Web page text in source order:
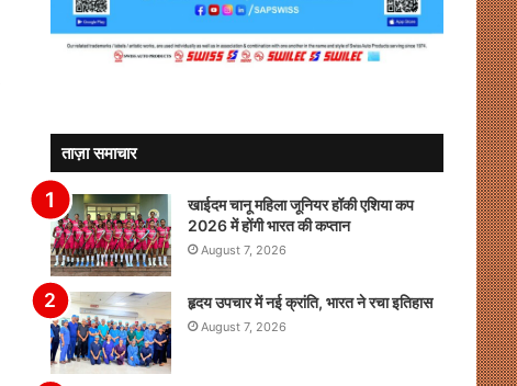
ताज़ा समाचार
खाईदम चानू महिला जूनियर हॉकी एशिया कप
2026 में होंगी भारत की कप्तान
August 7, 2026
हृदय उपचार में नई क्रांति, भारत ने रचा इतिहास
August 7, 2026